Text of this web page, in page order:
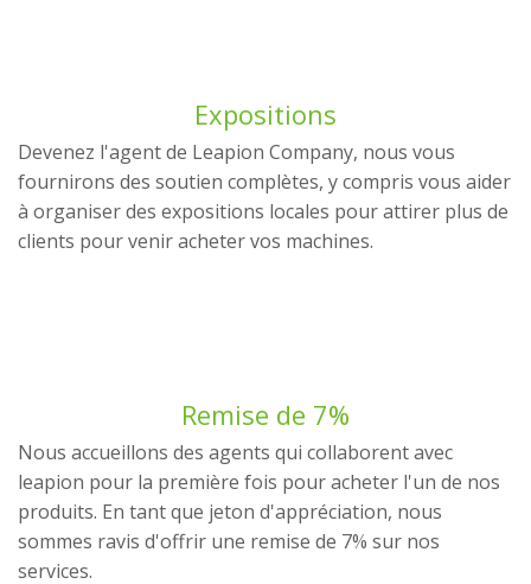
Expositions
Devenez l'agent de Leapion Company, nous vous
fournirons des soutien complètes, y compris vous aider
à organiser des expositions locales pour attirer plus de
clients pour venir acheter vos machines.
Remise de 7%
Nous accueillons des agents qui collaborent avec
leapion pour la première fois pour acheter l'un de nos
produits. En tant que jeton d'appréciation, nous
sommes ravis d'offrir une remise de 7% sur nos
services.